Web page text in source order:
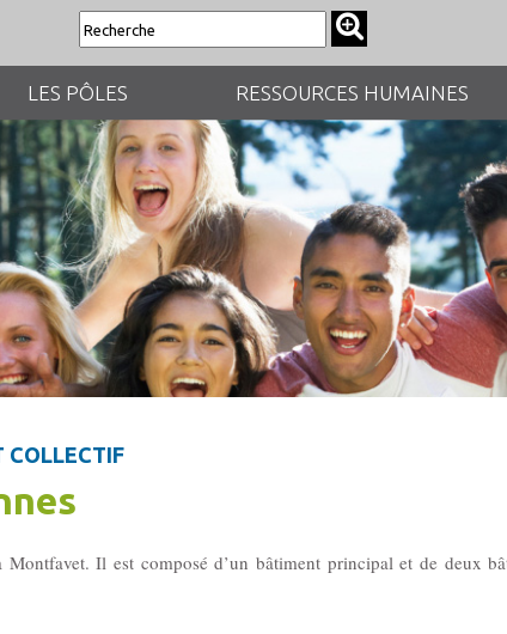
LES PÔLES RESSOURCES HUMAINES
COLLECTIF
Montfavet. Il est composé d’un bâtiment principal et de deux